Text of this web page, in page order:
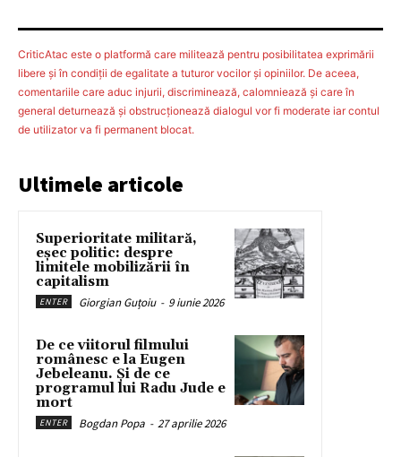
CriticAtac este o platformă care militează pentru posibilitatea exprimării
libere şi în condiţii de egalitate a tuturor vocilor şi opiniilor. De aceea,
comentariile care aduc injurii, discriminează, calomniează şi care în
general deturnează şi obstrucţionează dialogul vor fi moderate iar contul
de utilizator va fi permanent blocat.
Ultimele articole
Superioritate militară,
eșec politic: despre
limitele mobilizării în
capitalism
ENTER Giorgian Guțoiu - 9 iunie 2026
De ce viitorul filmului
românesc e la Eugen
Jebeleanu. Și de ce
programul lui Radu Jude e
mort
ENTER Bogdan Popa - 27 aprilie 2026